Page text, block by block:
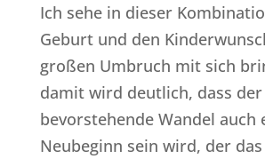
Ich sehe in dieser
Geburt und den
großen Umbruch mit sich
damit wird deutlich, dass der
bevorstehende Wandel auch
Neubeginn sein wird, der